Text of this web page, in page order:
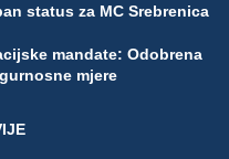
status za MC Srebrenica
mandate: Odobrena
mjere